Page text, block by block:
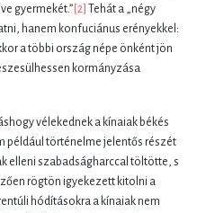
gyermekét.” [2]
Tehát a „négy
hanem konfuciánus erényekkel:
a többi ország népe önként jön
kormányzása
vélekednek a kínaiak békés
például történelme jelentős részét
elleni szabadságharccal töltötte, s
rögtön igyekezett kitolni a
hódításokra a kínaiak nem